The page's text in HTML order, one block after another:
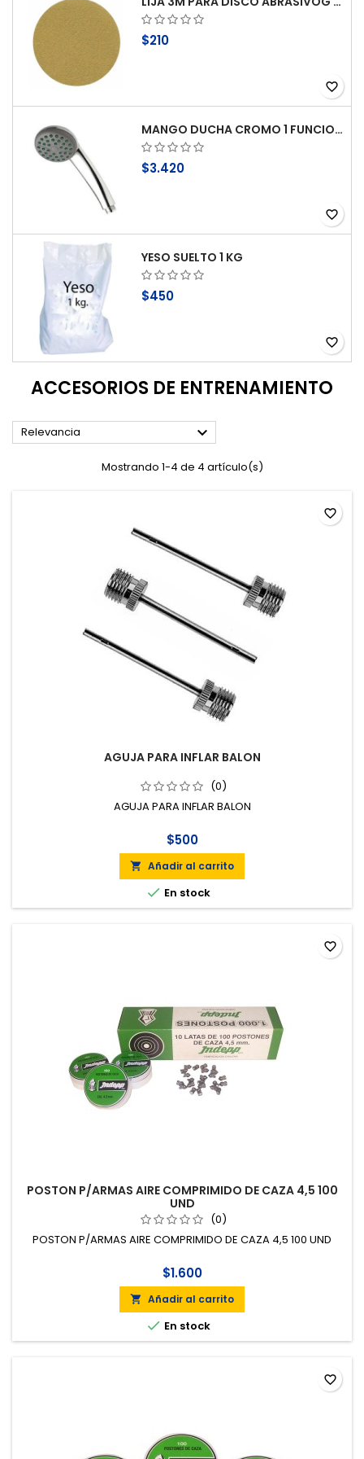
$210
favorite_border
MANGO DUCHA CROMO 1 FUNCION ANTICAL STRETTO
$3.420
favorite_border
YESO SUELTO 1 KG
$450
favorite_border
ACCESORIOS DE ENTRENAMIENTO
Relevancia 
Mostrando 1-4 de 4 artículo(s)
AGUJA PARA INFLAR BALON
(0)
AGUJA PARA INFLAR BALON
$500
 Añadir al carrito
 En stock
favorite_border
POSTON P/ARMAS AIRE COMPRIMIDO DE CAZA 4,5 100
UND
(0)
POSTON P/ARMAS AIRE COMPRIMIDO DE CAZA 4,5 100 UND
$1.600
 Añadir al carrito
 En stock
favorite_border
favorite_border